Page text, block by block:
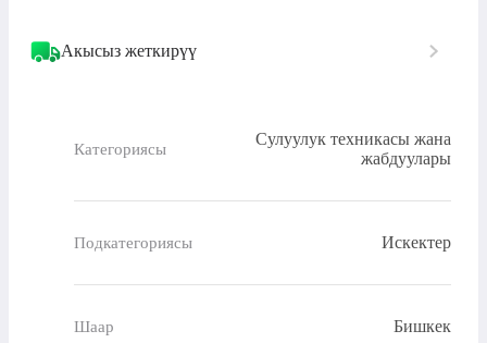
Акысыз жеткирүү
Категориясы
Сулуулук техникасы жана
жабдуулары
Подкатегориясы Искектер
Шаар Бишкек